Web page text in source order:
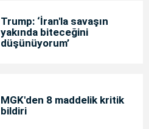
Trump: ‘İran'la savaşın
yakında biteceğini
düşünüyorum’
MGK'den 8 maddelik kritik
bildiri